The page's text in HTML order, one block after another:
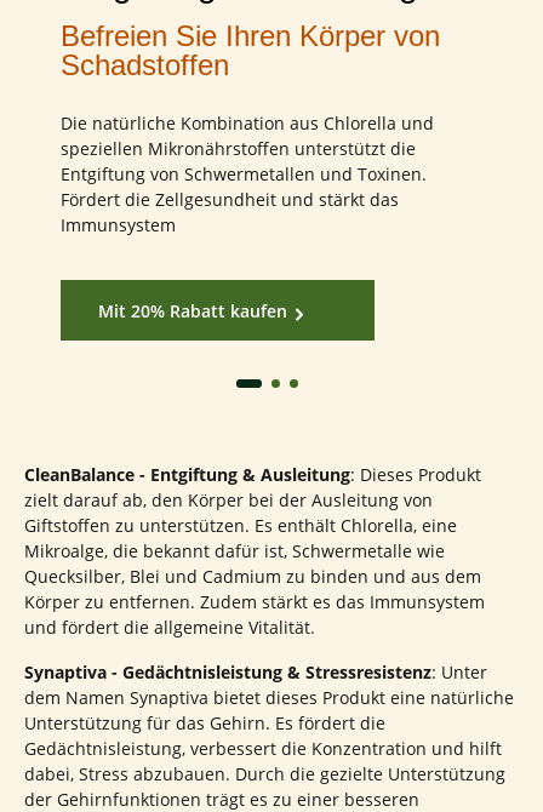
Befreien Sie Ihren Körper von
Schadstoffen
Die natürliche Kombination aus Chlorella und
speziellen Mikronährstoffen unterstützt die
Entgiftung von Schwermetallen und Toxinen.
Fördert die Zellgesundheit und stärkt das
Immunsystem
Mit 20% Rabatt kaufen
CleanBalance - Entgiftung & Ausleitung: Dieses Produkt
zielt darauf ab, den Körper bei der Ausleitung von
Giftstoffen zu unterstützen. Es enthält Chlorella, eine
Mikroalge, die bekannt dafür ist, Schwermetalle wie
Quecksilber, Blei und Cadmium zu binden und aus dem
Körper zu entfernen. Zudem stärkt es das Immunsystem
und fördert die allgemeine Vitalität.
Synaptiva - Gedächtnisleistung & Stressresistenz: Unter
dem Namen Synaptiva bietet dieses Produkt eine natürliche
Unterstützung für das Gehirn. Es fördert die
Gedächtnisleistung, verbessert die Konzentration und hilft
dabei, Stress abzubauen. Durch die gezielte Unterstützung
der Gehirnfunktionen trägt es zu einer besseren